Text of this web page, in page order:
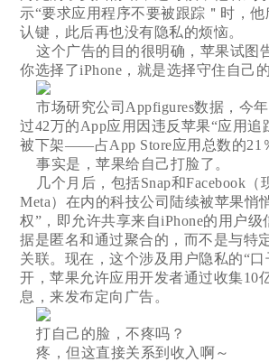
示“要求应用程序不要被跟踪＂时，
认键，此后再也没有隐私的烦恼。
这个广告的目的很明确，苹果试图
你选择了iPhone，就是选择守住自己的
市场研究公司Appfigures数据，今
过42万的App应用因违反苹果“应用追
被下架——占App Store应用总数的21
事实是，苹果给自己打脸了。
几个月后，包括Snap和Facebook（
Meta）在内的科技公司陆续被苹果悄
权”，即允许共享来自iPhone的用户
据是匿名和通过聚合的，而不是与特
关联。现在，这个涉及用户隐私的“
开，苹果允许应用开发者通过收集10
息，来发布定向广告。
打自己的脸，不疼吗？
疼，但这直接关系到收入啊～